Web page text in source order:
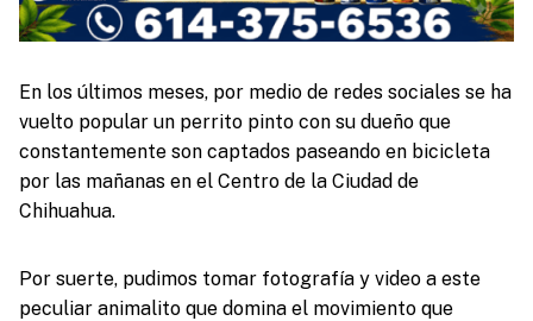
En los últimos meses, por medio de redes sociales se ha
vuelto popular un perrito pinto con su dueño que
constantemente son captados paseando en bicicleta
por las mañanas en el Centro de la Ciudad de
Chihuahua.
Por suerte, pudimos tomar fotografía y video a este
peculiar animalito que domina el movimiento que